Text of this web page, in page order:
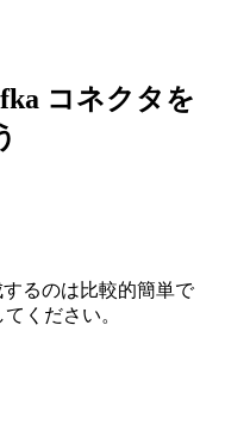
コネクタを
するのは比較的簡単で
ください。